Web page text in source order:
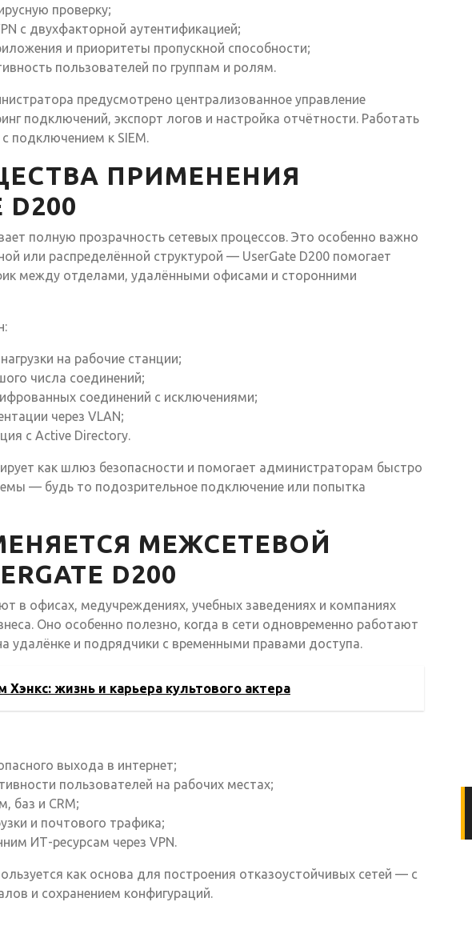
проверку;
с двухфакторной аутентификацией;
и приоритеты пропускной способности;
пользователей по группам и ролям.
предусмотрено централизованное управление
подключений, экспорт логов и настройка отчётности. Работать
подключением к SIEM.
ПРИМЕНЕНИЯ
D200
полную прозрачность сетевых процессов. Это особенно важно
или распределённой структурой — UserGate D200 помогает
между отделами, удалёнными офисами и сторонними
на рабочие станции;
числа соединений;
соединений с исключениями;
через VLAN;
с Active Directory.
как шлюз безопасности и помогает администраторам быстро
— будь то подозрительное подключение или попытка
МЕЖСЕТЕВОЙ
D200
в офисах, медучреждениях, учебных заведениях и компаниях
Оно особенно полезно, когда в сети одновременно работают
удалёнке и подрядчики с временными правами доступа.
Хэнкс: жизнь и карьера культового актера
выхода в интернет;
пользователей на рабочих местах;
баз и CRM;
и почтового трафика;
ИТ-ресурсам через VPN.
как основа для построения отказоустойчивых сетей — с
и сохранением конфигураций.